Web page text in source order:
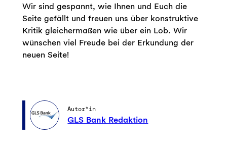
Wir sind gespannt, wie Ihnen und Euch die
Seite gefällt und freuen uns über konstruktive
Kritik gleichermaßen wie über ein Lob. Wir
wünschen viel Freude bei der Erkundung der
neuen Seite!
Autor*in
GLS Bank Redaktion